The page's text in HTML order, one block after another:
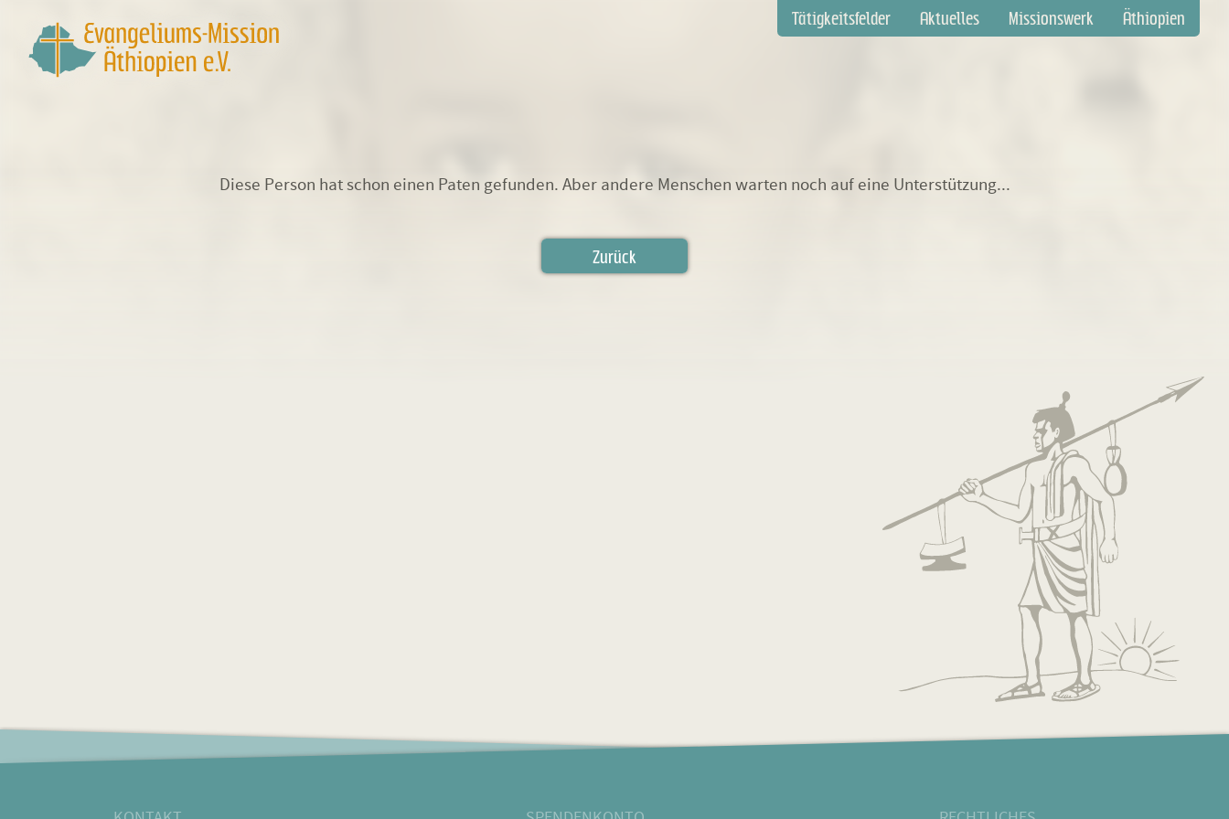
Navigation
überspringen
Tätigkeitsfelder Aktuelles Missionswerk Äthiopien
Diese Person hat schon einen Paten gefunden. Aber andere Menschen warten noch auf eine Unterstützung...
Zurück